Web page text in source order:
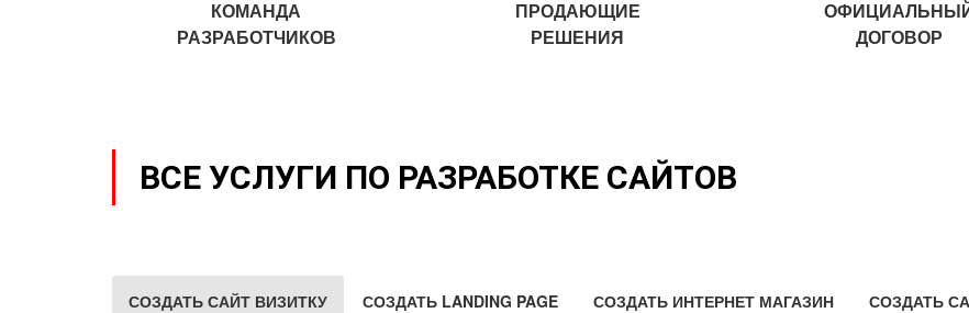
КОМАНДА
РАЗРАБОТЧИКОВ
ПРОДАЮЩИЕ
РЕШЕНИЯ
ДОГОВОР
ВСЕ УСЛУГИ ПО РАЗРАБОТКЕ САЙТОВ
СОЗДАТЬ САЙТ ВИЗИТКУ СОЗДАТЬ LANDING PAGE СОЗДАТЬ ИНТЕРНЕТ МАГАЗИН СОЗДАТЬ